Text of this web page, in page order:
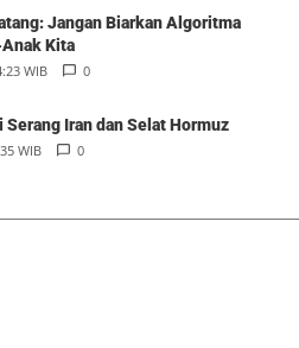
Jangan Biarkan Algoritma
Kita
WIB 0
Iran dan Selat Hormuz
WIB 0